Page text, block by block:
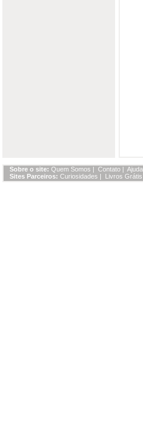
Sobre o site: Quem Somos | Contato | Ajuda
Sites Parceiros: Curiosidades | Livros Grátis